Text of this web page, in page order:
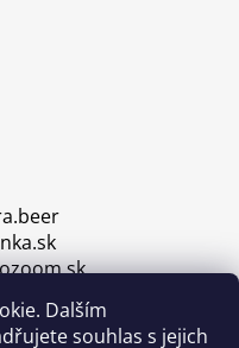
Dalším
souhlas s jejich